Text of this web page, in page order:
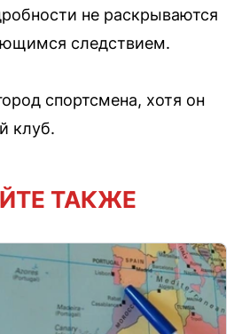
не раскрываются
следствием.
спортсмена, хотя он
клуб.
ТАКЖЕ